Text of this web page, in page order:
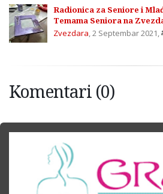
Radionica za Seniore i
Temama Seniora na
Zvezdara,2 Septembar 2021,
Komentari (0)